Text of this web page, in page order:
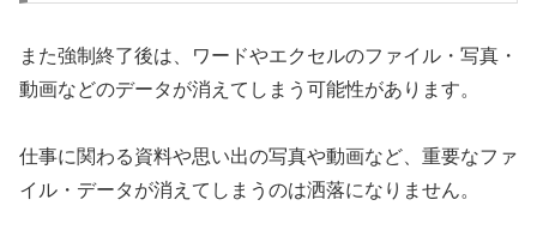
また強制終了後は、ワードやエクセルのファイル・写真・
動画などのデータが消えてしまう可能性があります。
仕事に関わる資料や思い出の写真や動画など、重要なファ
イル・データが消えてしまうのは洒落になりません。